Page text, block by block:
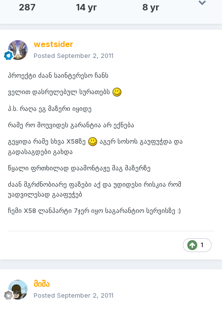
287 14 yr 8 yr
westsider
Posted September 2, 2011
პროექტი ძაან საინტერესო ჩანს
ველით დასრულებულ სურათებს
პ.ს. რაღა ეგ მაზერი იყიდე
რამე რო მოუვიდეს გარანტია არ ექნება
გეყიდა რამე სხვა X58ზე
აგერ სოსოს გაუფუჭდა და
გადასაგდები გახდა
წყალი ფრთხილად დაამონტაჟე მაგ მაზერზე
ძაან მგრძნობიარე ფაზები აქ და უდიდესი რისკია რომ
უადვილესად გააფუჭებ
ჩემი X58 ლანპარტი 7ჯერ იყო საგარანტიო სერვისზე :)
1
მიშა
Posted September 2, 2011